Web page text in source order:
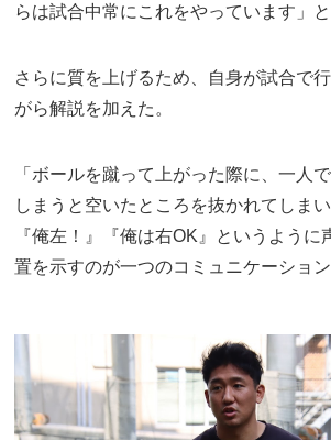
らは試合中常にこれをやっています」
さらに質を上げるため、自身が試合で
がら解説を加えた。
「ボールを蹴って上がった際に、一人
しまうと空いたところを抜かれてしま
『俺左！』『俺は右OK』というように
置を示すのが一つのコミュニケーション